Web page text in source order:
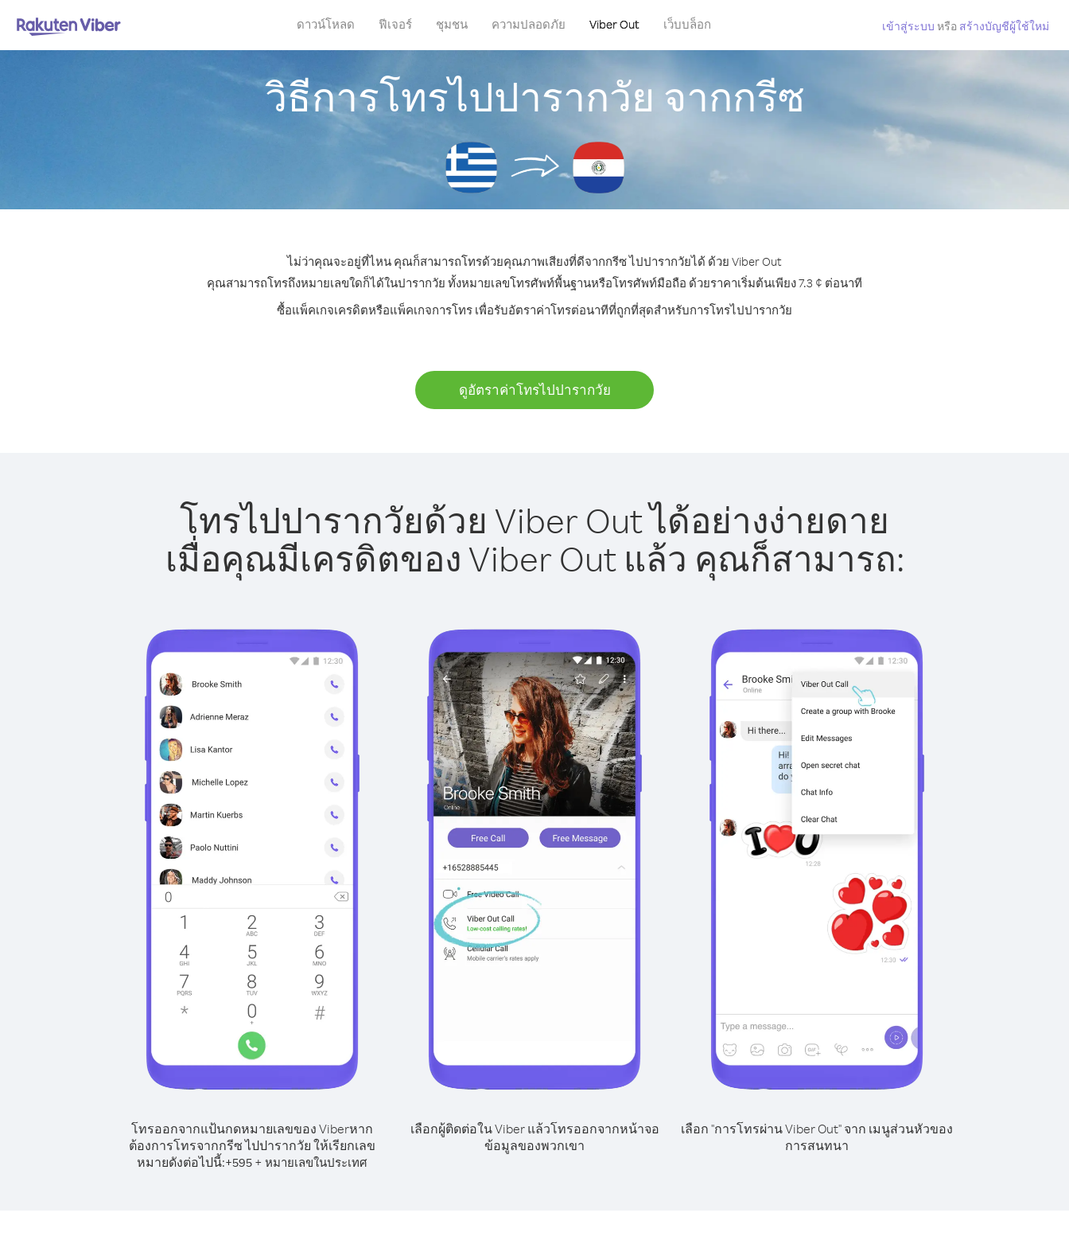
ดาวน์โหลด ฟีเจอร์ ชุมชน ความปลอดภัย Viber Out เว็บบล็อก เข้าสู่ระบบ หรือ สร้างบัญชีผู้ใช้ใหม่
วิธีการโทรไปปารากวัย จากกรีซ
ไม่ว่าคุณจะอยู่ที่ไหน คุณก็สามารถโทรด้วยคุณภาพเสียงที่ดีจากกรีซ ไปปารากวัยได้ ด้วย Viber Out
คุณสามารถโทรถึงหมายเลขใดก็ได้ในปารากวัย ทั้งหมายเลขโทรศัพท์พื้นฐานหรือโทรศัพท์มือถือ ด้วยราคาเริ่มต้นเพียง 7.3 ¢ ต่อนาที
ซื้อแพ็คเกจเครดิตหรือแพ็คเกจการโทร เพื่อรับอัตราค่าโทรต่อนาทีที่ถูกที่สุดสำหรับการโทรไปปารากวัย
ดูอัตราค่าโทรไปปารากวัย
โทรไปปารากวัยด้วย Viber Out ได้อย่างง่ายดาย
เมื่อคุณมีเครดิตของ Viber Out แล้ว คุณก็สามารถ:
โทรออกจากแป้นกดหมายเลขของ Viberหาก
ต้องการโทรจากกรีซ ไปปารากวัย ให้เรียกเลข
หมายดังต่อไปนี้:+595 + หมายเลขในประเทศ
เลือกผู้ติดต่อใน Viber แล้วโทรออกจากหน้าจอ
ข้อมูลของพวกเขา
เลือก "การโทรผ่าน Viber Out" จาก เมนูส่วนหัวของ
การสนทนา